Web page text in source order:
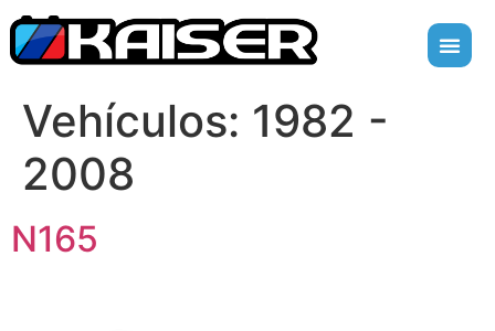
Vehículos: 1982 -
2008
N165